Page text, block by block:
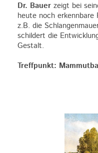
Dr. Bauer zeigt bei
heute noch erkennbare
z.B. die
schildert die
Gestalt.
Treffpunkt: